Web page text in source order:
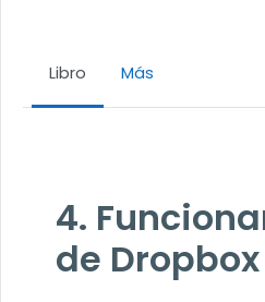
Libro Más
4.
de Dropbox